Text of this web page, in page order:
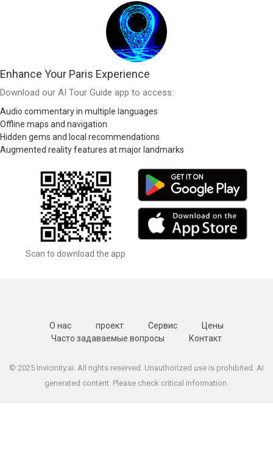
Enhance Your Paris Experience
Download our AI Tour Guide app to access:
Audio commentary in multiple languages
Offline maps and navigation
Hidden gems and local recommendations
Augmented reality features at major landmarks
Scan to download the app
О нас проект Сервис
Цены
Часто задаваемые вопросы
Контакт
© 2025 Invicinity.ai. All rights reserved. Unauthorized use is prohibited. AI
generated content. Please check critical information.